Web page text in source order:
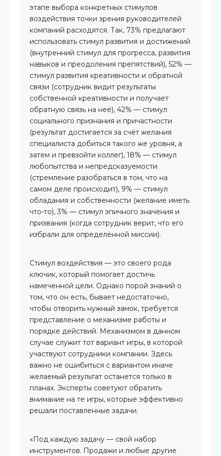
этапе выбора конкретных стимулов
воздействия точки зрения руководителей
компаний расходятся. Так, 73% предлагают
использовать стимул развития и достижений
(внутренний стимул для прогресса, развития
навыков и преодоления препятствий), 52% —
стимул развития креативности и обратной
связи (сотрудник видит результаты
собственной креативности и получает
обратную связь на неё), 42% — стимул
социального признания и причастности
(результат достигается за счёт желания
специалиста добиться такого же уровня, а
затем и превзойти коллег), 18% — стимул
любопытства и непредсказуемости
(стремление разобраться в том, что на
самом деле происходит), 9% — стимул
обладания и собственности (желание иметь
что-то), 3% — стимул эпичного значения и
призвания (когда сотрудник верит, что его
избрали для определённой миссии).
Стимул воздействия — это своего рода
ключик, который помогает достичь
намеченной цели. Однако порой знаний о
том, что он есть, бывает недостаточно,
чтобы отворить нужный замок, требуется
представление о механизме работы и
порядке действий. Механизмом в данном
случае служит тот вариант игры, в которой
участвуют сотрудники компании. Здесь
важно не ошибиться с вариантом иначе
желаемый результат останется только в
планах. Эксперты советуют обратить
внимание на те игры, которые эффективно
решали поставленные задачи.
«Под каждую задачу — свой набор
инструментов. Продажи и любые другие